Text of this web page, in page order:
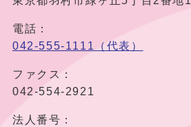
電話：
042-555-1111（代表）
ファクス：
042-554-2921
法人番号：